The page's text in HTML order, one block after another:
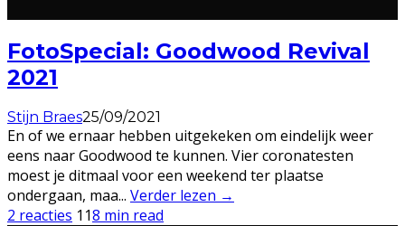
FotoSpecial: Goodwood Revival
2021
Stijn Braes25/09/2021
En of we ernaar hebben uitgekeken om eindelijk weer
eens naar Goodwood te kunnen. Vier coronatesten
moest je ditmaal voor een weekend ter plaatse
ondergaan, maa... Verder lezen →
2 reacties 118 min read